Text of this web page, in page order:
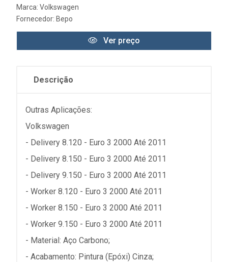
Marca: Volkswagen
Fornecedor: Bepo
Ver preço
Descrição
Outras Aplicações:
Volkswagen
- Delivery 8.120 - Euro 3 2000 Até 2011
- Delivery 8.150 - Euro 3 2000 Até 2011
- Delivery 9.150 - Euro 3 2000 Até 2011
- Worker 8.120 - Euro 3 2000 Até 2011
- Worker 8.150 - Euro 3 2000 Até 2011
- Worker 9.150 - Euro 3 2000 Até 2011
- Material: Aço Carbono;
- Acabamento: Pintura (Epóxi) Cinza;